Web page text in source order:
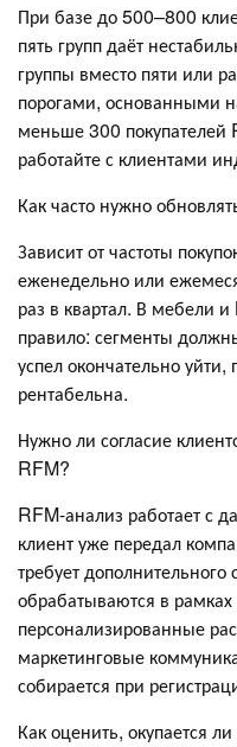
При базе до 500–800
пять групп даёт
группы вместо пяти или
порогами, основанными
меньше 300
работайте с клиентами
Как часто нужно
Зависит от частоты
еженедельно или
раз в квартал. В мебели
правило: сегменты
успел окончательно
рентабельна.
Нужно ли согласие
RFM?
RFM-анализ работает с
клиент уже передал
требует
обрабатываются в
персонализированные
маркетинговые
собирается при
Как оценить, окупается